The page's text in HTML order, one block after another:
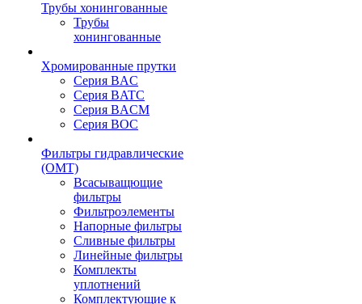
Трубы хонингованные
Трубы
хонингованные
Хромированные прутки
Серия BAC
Серия BATC
Серия BACM
Серия BOC
Фильтры гидравлические
(OMT)
Всасыващющие
фильтры
Фильтроэлементы
Напорные фильтры
Сливные фильтры
Линейные фильтры
Комплекты
уплотнений
Комплектующие к